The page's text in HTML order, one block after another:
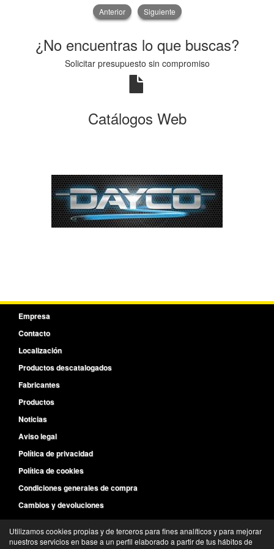
Anterior Siguiente
¿No encuentras lo que buscas?
Solicitar presupuesto sin compromiso
Catálogos Web
Empresa
Contacto
Localización
Productos descatalogados
Fabricantes
Productos
Noticias
Aviso legal
Política de privacidad
Política de cookies
Condiciones generales de compra
Cambios y devoluciones
91 464 50 04
Utilizamos cookies propias y de terceros para fines analíticos y para mejorar
nuestros servicios en base a un perfil elaborado a partir de tus hábitos de